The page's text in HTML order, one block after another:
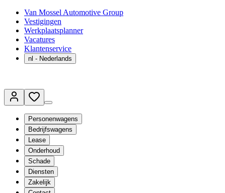
Van Mossel Automotive Group
Vestigingen
Werkplaatsplanner
Vacatures
Klantenservice
nl - Nederlands
Personenwagens
Bedrijfswagens
Lease
Onderhoud
Schade
Diensten
Zakelijk